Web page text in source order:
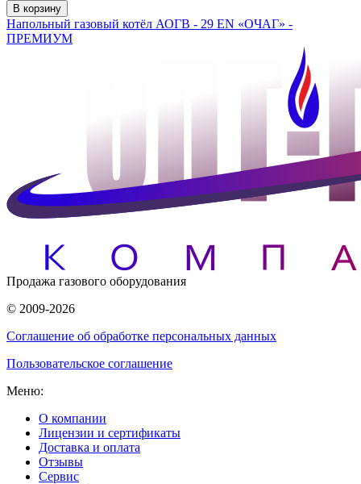
В корзину
Напольный газовый котёл АОГВ - 29 ЕN «ОЧАГ» -
ПРЕМИУМ
Продажа газового оборудования
© 2009-2026
Соглашение об обработке персональных данных
Пользовательское соглашение
Меню:
О компании
Лицензии и сертификаты
Доставка и оплата
Отзывы
Сервис